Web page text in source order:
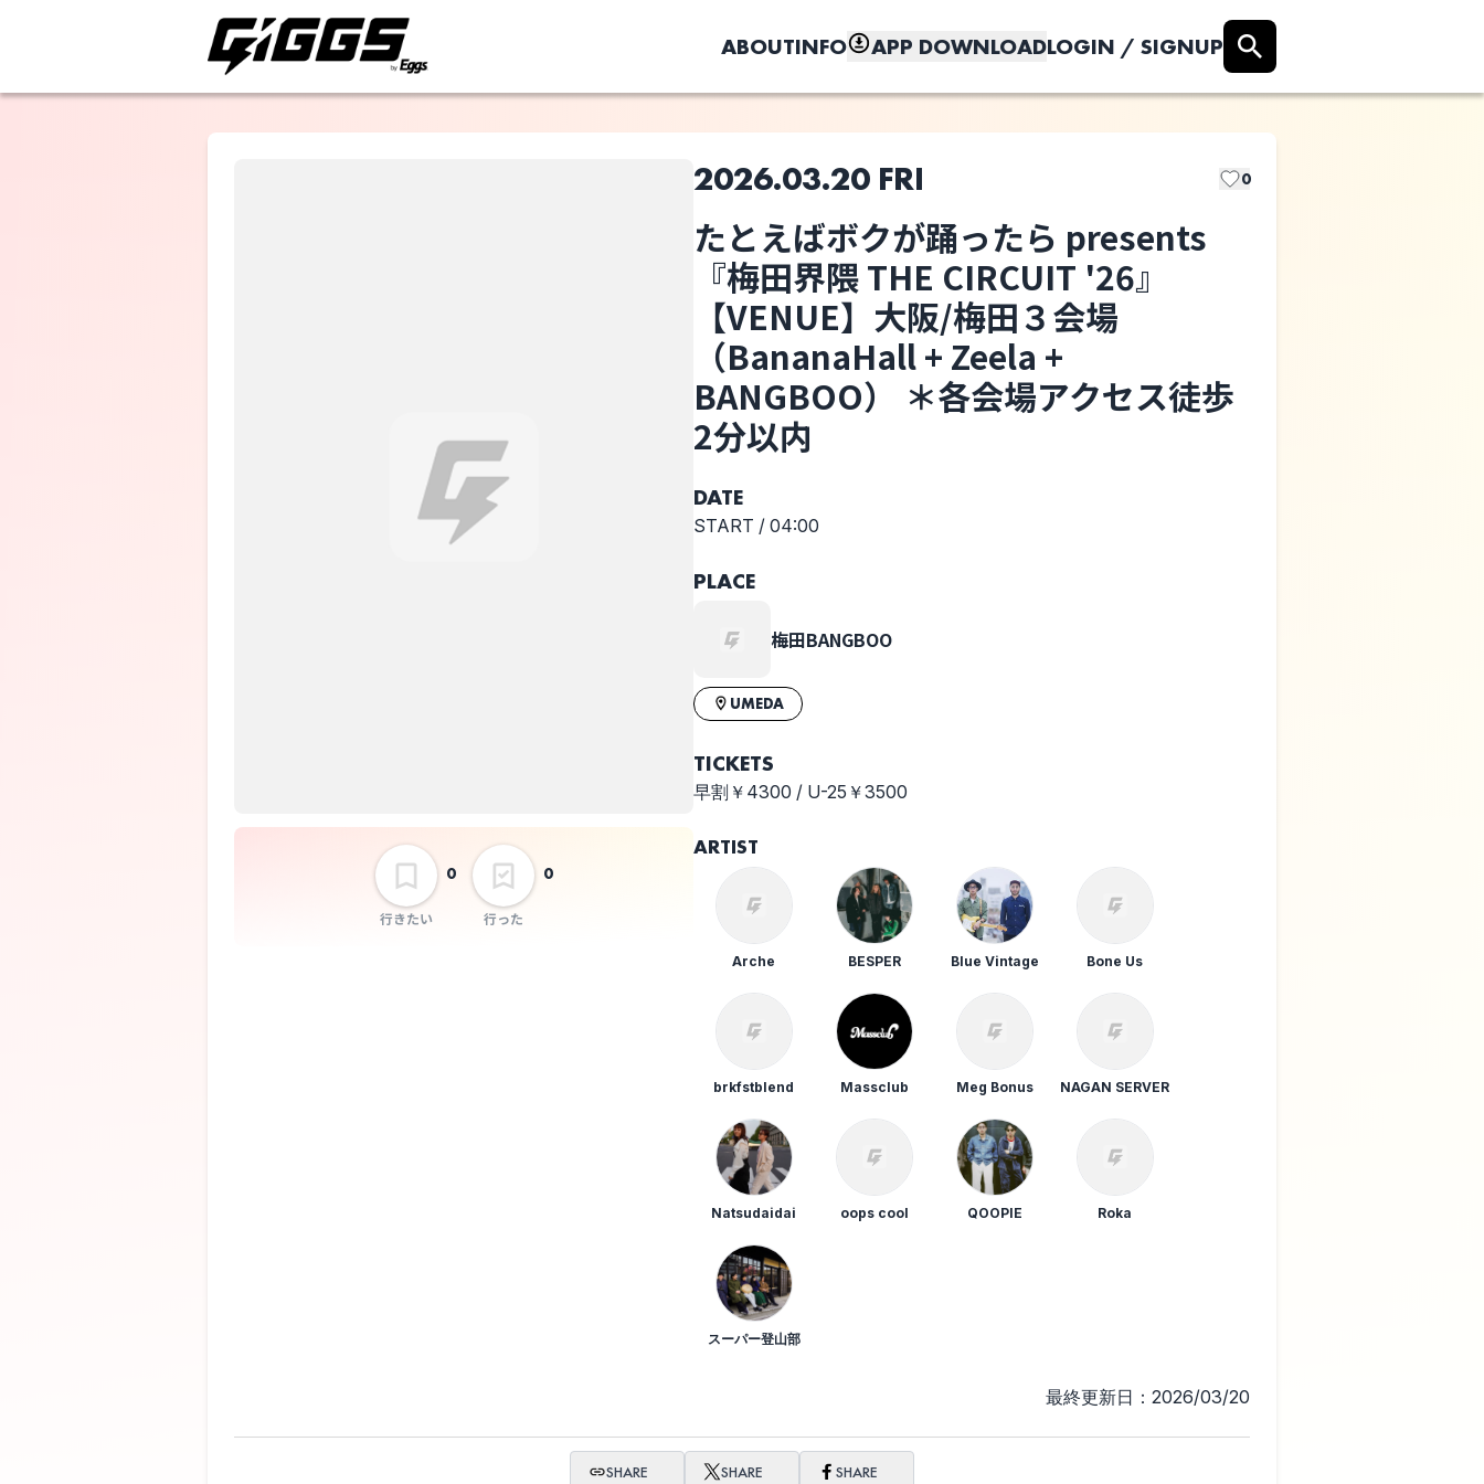
ABOUTINFO APP DOWNLOADLOGIN / SIGNUP
行きたい
0
行った
0
Blue Vintage Bone Us brkfstblend
Massclub NAGAN SERVER
スーパー登山部
presents 『梅田
+ Zeela +
BANGBOO） ＊
2026.03.20 FRI 0
たとえばボクが踊ったら presents
『梅田界隈 THE CIRCUIT '26』
【VENUE】大阪/梅田３会場
（BananaHall + Zeela +
BANGBOO） ＊各会場アクセス徒歩
2分以内
DATE
START / 04:00
PLACE
梅田BANGBOO
UMEDA
TICKETS
早割￥4300 / U-25￥3500
ARTIST
Arche BESPER Blue Vintage Bone Us
brkfstblend Massclub Meg Bonus NAGAN SERVER
Natsudaidai oops cool QOOPIE Roka
スーパー登山部
最終更新日：2026/03/20
SHARE SHARE SHARE
このライブの取り置きは終了しました